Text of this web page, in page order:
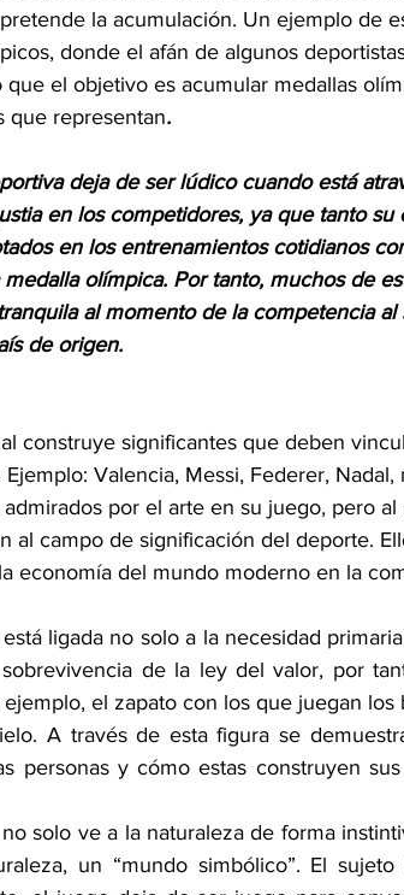
la acumulación. Un ejemplo de
donde el afán de algunos
el objetivo es acumular medallas
que representan.
deja de ser lúdico cuando está
en los competidores, ya que tanto
en los entrenamientos cotidianos
olímpica. Por tanto, muchos de
al momento de la competencia
de origen.
construye significantes que deben
Valencia, Messi, Federer,
por el arte en su juego, pero
al campo de significación del deporte.
economía del mundo moderno en la
ligada no solo a la necesidad
de la ley del valor, por
el zapato con los que juegan los
A través de esta figura se
personas y cómo estas construyen
solo ve a la naturaleza de forma
un “mundo simbólico”. El